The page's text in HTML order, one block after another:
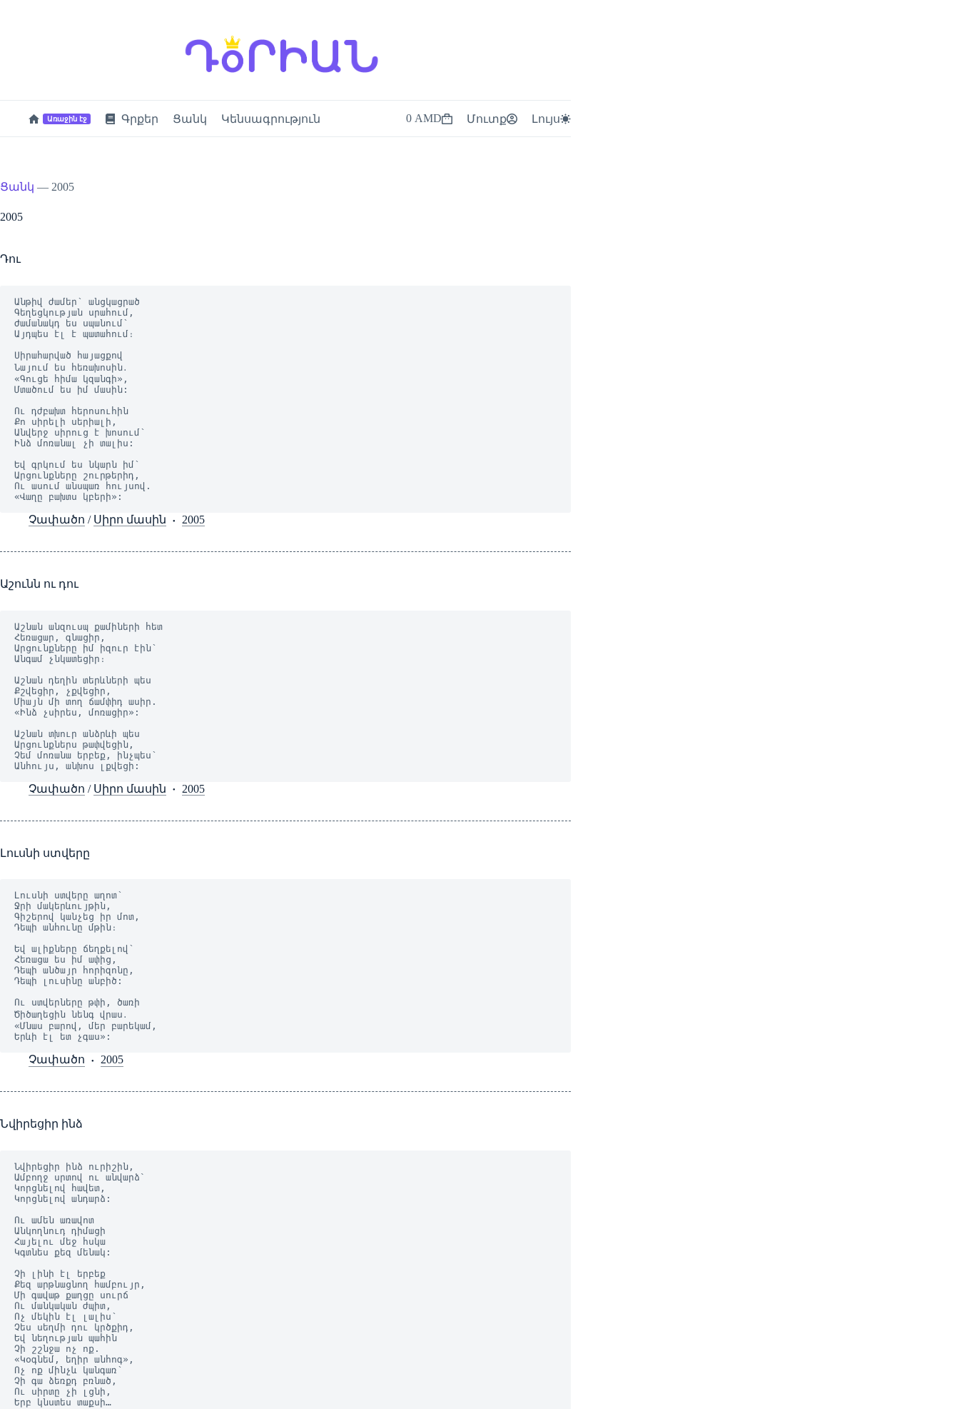
Առաջին էջ Գրքեր Ցանկ Կենսագրություն
Shopping
cart
0 AMD Մուտք Լույս
Ցանկ — 2005
2005
Դու
Անթիվ ժամեր՝ անցկացրած
Գեղեցկության սրահում,
Ժամանակդ ես սպանում՝
Այդպես էլ է պատահում։
Սիրահարված հայացքով
Նայում ես հեռախոսին․
«Գուցե հիմա կզանգի»,
Մտածում ես իմ մասին:
Ու դժբախտ հերոսուհին
Քո սիրելի սերիալի,
Անվերջ սիրուց է խոսում՝
Ինձ մոռանալ չի տալիս:
Եվ գրկում ես նկարն իմ՝
Արցունքները շուրթերիդ,
Ու ասում անսպառ հույսով.
«Վաղը բախտս կբերի»:
Չափածո / Սիրո մասին 2005
Աշունն ու դու
Աշնան անզուսպ քամիների հետ
Հեռացար, գնացիր,
Արցունքները իմ իզուր էին՝
Անգամ չնկատեցիր։
Աշնան դեղին տերևների պես
Քշվեցիր, չքվեցիր,
Միայն մի տող ճամփիդ ասիր.
«Ինձ չսիրես, մոռացիր»:
Աշնան տխուր անձրևի պես
Արցունքներս թափվեցին,
Չեմ մոռանա երբեք, ինչպես՝
Անհույս, անխոս լքվեցի:
Չափածո / Սիրո մասին 2005
Լուսնի ստվերը
Լուսնի ստվերը աղոտ՝
Ջրի մակերևույթին,
Գիշերով կանչեց իր մոտ,
Դեպի անհունը մթին։
Եվ ալիքները ճեղքելով՝
Հեռացա ես իմ ափից,
Դեպի անծայր հորիզոնը,
Դեպի լուսինը անբիծ:
Ու ստվերները թփի, ծառի
Ծիծաղեցին նենգ վրաս․
«Մնաս բարով, մեր բարեկամ,
Երևի էլ ետ չգաս»:
Չափածո 2005
Նվիրեցիր ինձ
Նվիրեցիր ինձ ուրիշին,
Ամբողջ սրտով ու անվարձ`
Կորցնելով հավետ,
Կորցնելով անդարձ:
Ու ամեն առավոտ
Անկողնուդ դիմացի
Հայելու մեջ հսկա
Կգտնես քեզ մենակ:
Չի լինի էլ երբեք
Քեզ արթնացնող համբույր,
Մի գավաթ քաղցը սուրճ
Ու մանկական ժպիտ,
Ոչ մեկին էլ լալիս՝
Չես սեղմի դու կրծքիդ,
Եվ նեղության պահին
Չի շշնջա ոչ ոք.
«Կօգնեմ, եղիր անհոգ»,
Ոչ ոք մինչև կանգառ՝
Չի գա ձեռքդ բռնած,
Ու սիրտը չի լցնի,
Երբ կնստես տաքսի…